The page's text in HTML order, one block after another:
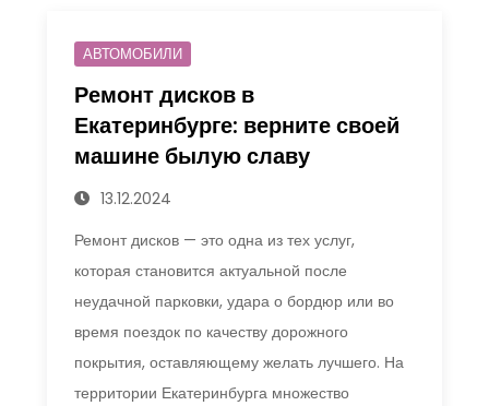
АВТОМОБИЛИ
Ремонт дисков в
Екатеринбурге: верните своей
машине былую славу
13.12.2024
Ремонт дисков — это одна из тех услуг,
которая становится актуальной после
неудачной парковки, удара о бордюр или во
время поездок по качеству дорожного
покрытия, оставляющему желать лучшего. На
территории Екатеринбурга множество